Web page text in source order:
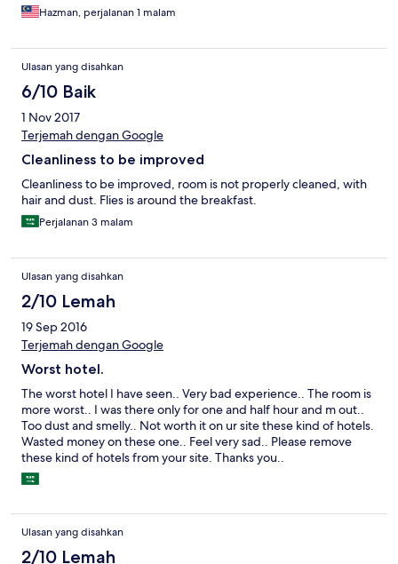
Hazman, perjalanan 1 malam
Ulasan yang disahkan
6/10 Baik
1 Nov 2017
Terjemah dengan Google
Cleanliness to be improved
Cleanliness to be improved, room is not properly cleaned, with
hair and dust. Flies is around the breakfast.
Perjalanan 3 malam
Ulasan yang disahkan
2/10 Lemah
19 Sep 2016
Terjemah dengan Google
Worst hotel.
The worst hotel I have seen.. Very bad experience.. The room is
more worst.. I was there only for one and half hour and m out..
Too dust and smelly.. Not worth it on ur site these kind of hotels.
Wasted money on these one.. Feel very sad.. Please remove
these kind of hotels from your site. Thanks you..
Ulasan yang disahkan
2/10 Lemah